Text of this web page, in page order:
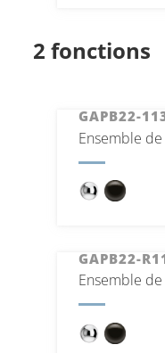
2 fonctions
GAPB22-
Ensemble
GAPB22-
Ensemble